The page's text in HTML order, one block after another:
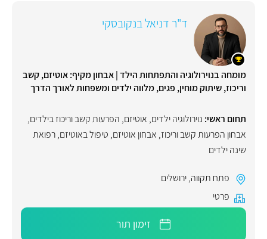
ד"ר דניאל בנקובסקי
מומחה בנוירולוגיה והתפתחות הילד | אבחון מקיף: אוטיזם, קשב
וריכוז, שיתוק מוחין, פגים, מלווה ילדים ומשפחות לאורך הדרך
תחום ראשי: נוירולוגיה ילדים, אוטיזם, הפרעות קשב וריכוז בילדים,
אבחון הפרעות קשב וריכוז, אבחון אוטיזם, טיפול באוטיזם,רפואת
שינה ילדים
פתח תקווה,ירושלים
פרטי
זימון תור